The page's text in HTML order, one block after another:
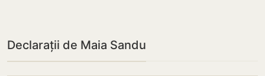
Declarații de Maia Sandu